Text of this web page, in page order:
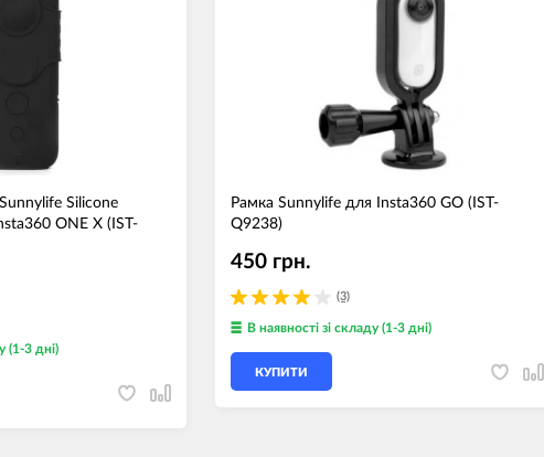
мото
для
Рюкзаки та сумки
Електротранспорт
Розумний дім
Побутова техніка
акумулятори)
Silicone
ONE X (IST-
(1-3 дні)
Рамка Sunnylife для Insta360 GO (IST-
Q9238)
(3)
450 грн.
В наявності зі складу (1-3 дні)
КУПИТИ